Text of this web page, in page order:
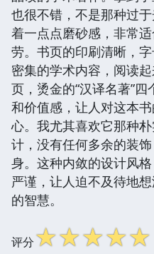
也很不错，不是那种过
着一点点磨砂感，非常
劳。书页的印刷清晰，
密集的学术内容，阅读
页，烫金的“汉译名著”
和价值感，让人对这本
心。我尤其喜欢它那种
计，没有任何多余的装
身。这种内敛的设计风
严谨，让人迫不及待地
的智慧。
评分☆☆☆☆☆